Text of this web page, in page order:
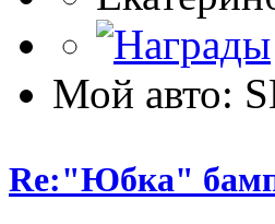
Мой авто:
Re:"Юбка"